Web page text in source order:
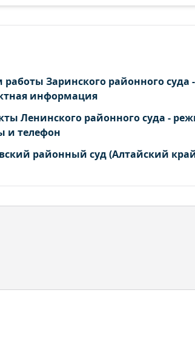
Заринского районного суда -
информация
Ленинского районного суда -
и телефон
районный суд (Алтайский